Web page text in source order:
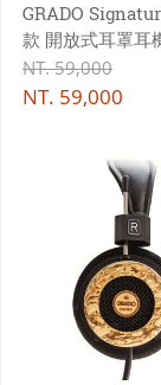
GRADO
款 開放式耳罩耳
NT.59,000
NT. 59,000